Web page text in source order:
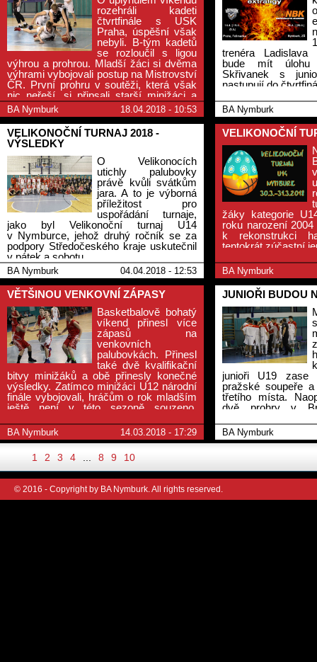
rozehráli kadeti
čtvrtfinále s USK
Praha, úspěšní však
nebyli. B-tým kadetů
se rozloučil s ligou
výhrou a prohrou. Mladší žáci si dvěma
výhrami vybojovali postup na Mistrovství
ČR. První prohru v soutěži, která však
nic neřeší, si připsali starší minižáci a
nejmladší minižáci jeden zápas vyhráli a
jeden prohráli.
BA Nymburk 18.04.2018 - 10:53
trenéra Ladislava
bude mít
Skřivanek s
nastupují do
BA Nymburk
VELIKONOČNÍ TURNAJ 2018 -
VÝSLEDKY
O Velikonocích
utichly palubovky
právě kvůli svátkům
jara. A to je výborná
příležitost pro
uspořádání turnaje,
jako byl Velikonoční turnaj U14
v Nymburce, jehož druhý ročník se za
podpory Středočeského kraje uskutečnil
v pátek a sobotu.
BA Nymburk 04.04.2018 - 12:53
VELIKONOČNÍ
žáky kategorie
roku narození
k rekonstrukci
tentokrát zúčastní
BA Nymburk
VĚTŠINOU VENKOVNÍ ZÁPASY
Basketbalově bohatý
víkend přinesl více
zápasů na
venkovních
palubovkách. Přinesl
také dvě kvalifikační
bitvy minižáků a obě přinesly konečné
výsledky. Zatímco minižáci U12 národní
finále vybojovali, hráčům o rok mladším
ještě není v této sezoně souzeno.
v podstatě podle předpokladů.
BA Nymburk 14.03.2018 - 17:29
JUNIOŘI BUDOU
junioři U19 zase
pražské soupeře
třetího místa.
dvě prohry v
přejeli dalšího
neprohráli.
BA Nymburk
1 2 3 4 8 9 10
© 2016 - Copyright by BA Nymburk. All rights reserved.